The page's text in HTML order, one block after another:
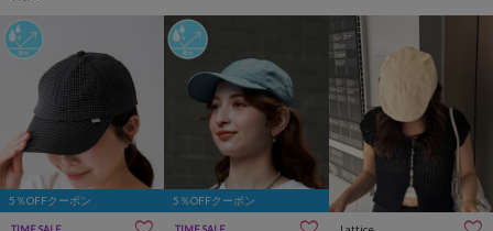
5％OFFクーポン 5％OFFクーポン